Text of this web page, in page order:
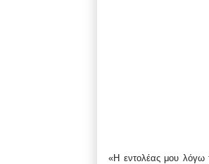
«Η εντολέας μου λόγω